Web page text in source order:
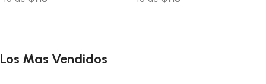
Los Mas Vendidos